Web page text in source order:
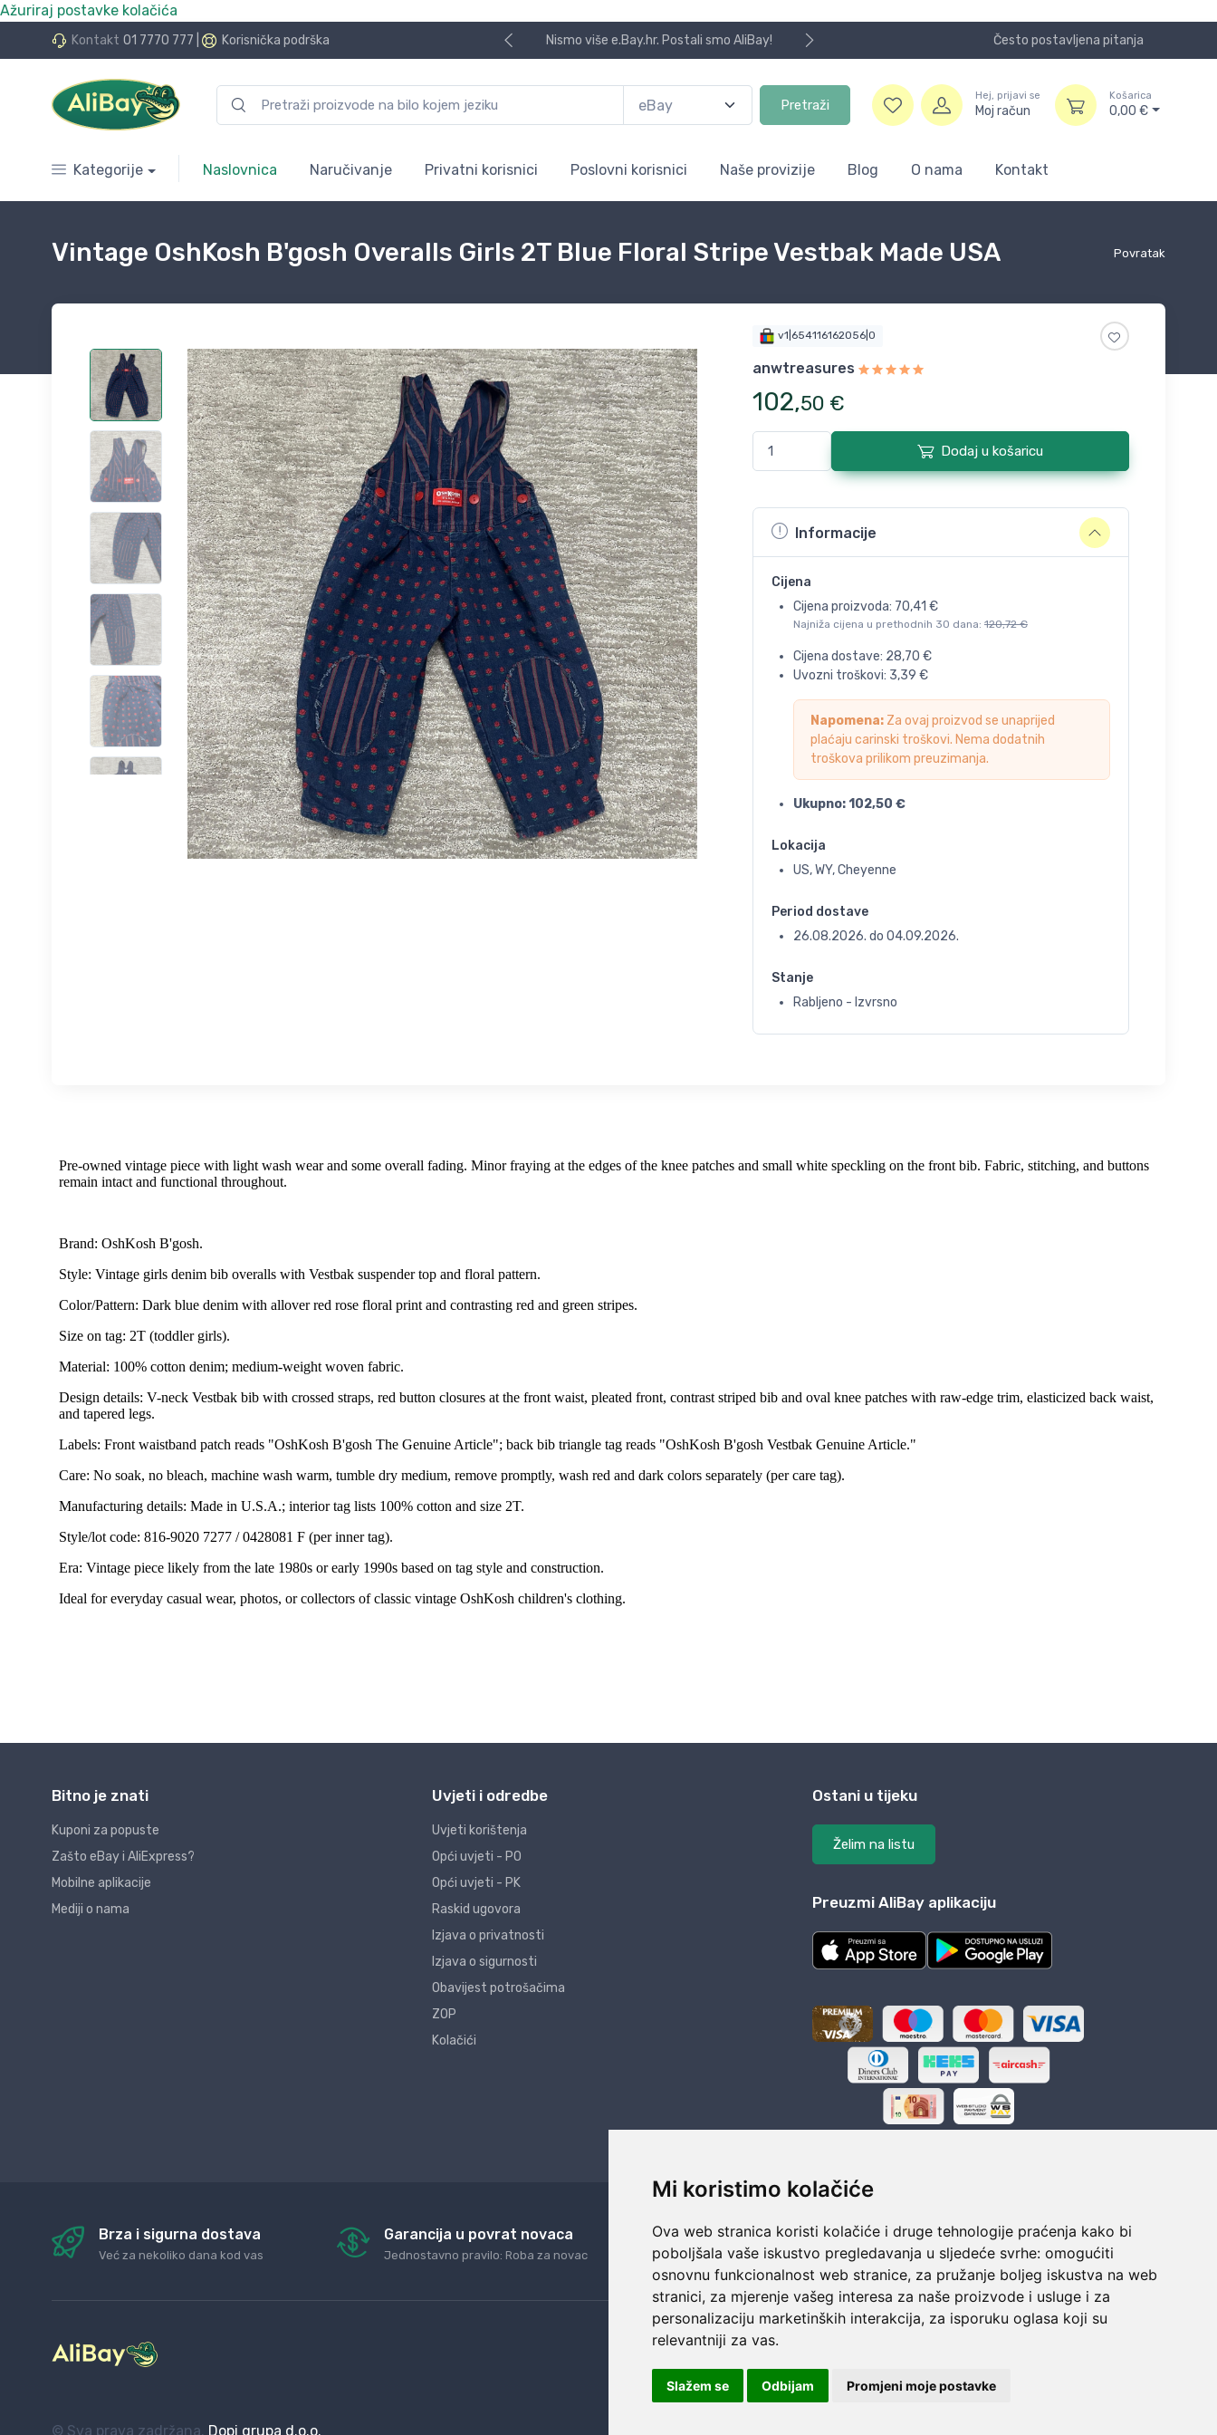
Mi koristimo kolačiće
Ova web stranica koristi kolačiće i druge tehnologije praćenja kako bi
poboljšala vaše iskustvo pregledavanja u sljedeće svrhe: omogućiti
osnovnu funkcionalnost web stranice, za pružanje boljeg iskustva na web
stranici, za mjerenje vašeg interesa za naše proizvode i usluge i za
personalizaciju marketinških interakcija, za isporuku oglasa koji su
relevantniji za vas.
Slažem se Odbijam Promjeni moje postavke
Ažuriraj postavke kolačića
Kontakt 01 7770 777 Korisnička podrška
24 rate bez kamata Nismo više e.Bay.hr. Postali smo AliBay! Često postavljena pitanja
Pretraži
Hej, prijavi se
Moj račun
Košarica
0,00 €
Kategorije Naslovnica Naručivanje Privatni korisnici Poslovni korisnici Naše provizije Blog O nama Kontakt
Povratak
Vintage OshKosh B'gosh Overalls Girls 2T Blue Floral Stripe Vestbak Made USA
v1|654116162056|0
anwtreasures
102,50 €
Dodaj u košaricu
Informacije
Cijena
Cijena proizvoda: 70,41 €
Najniža cijena u prethodnih 30 dana: 120,72 €
Cijena dostave: 28,70 €
Uvozni troškovi: 3,39 €
Napomena:Za ovaj proizvod se unaprijed
plaćaju carinski troškovi. Nema dodatnih
troškova prilikom preuzimanja.
Ukupno:102,50 €
Lokacija
US, WY, Cheyenne
Period dostave
26.08.2026. do 04.09.2026.
Stanje
Rabljeno - Izvrsno
Bitno je znati
Kuponi za popuste
Zašto eBay i AliExpress?
Mobilne aplikacije
Mediji o nama
Uvjeti i odredbe
Uvjeti korištenja
Opći uvjeti - PO
Opći uvjeti - PK
Raskid ugovora
Izjava o privatnosti
Izjava o sigurnosti
Obavijest potrošačima
ZOP
Kolačići
Ostani u tijeku
Želim na listu
Preuzmi AliBay aplikaciju
Brza i sigurna dostava
Već za nekoliko dana kod vas
Garancija u povrat novaca
Jednostavno pravilo: Roba za novac
24/7 odlična podrška
Naši agenti uvijek na raspolaganju
Sigurno obročno plaćanje
Do 24 rata bez kamata
© Sva prava zadržana. Dopi grupa d.o.o.